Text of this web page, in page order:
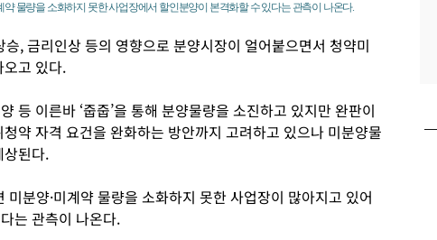
물량을 소화하지 못한 사업장에서 할인분양이 본격화할 수 있다는 관측이 나온다.
, 금리인상 등의 영향으로 분양시장이 얼어붙으면서 청약미
고 있다.
등 이른바 ‘줍줍’을 통해 분양물량을 소진하고 있지만 완판이
약 자격 요건을 완화하는 방안까지 고려하고 있으나 미분양물
상된다.
분양·미계약 물량을 소화하지 못한 사업장이 많아지고 있어
는 관측이 나온다.